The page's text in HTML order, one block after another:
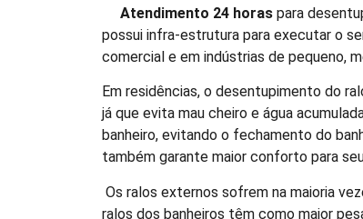
Atendimento 24 horas para
possui infra-estrutura para executar o
comercial e em indústrias de pequeno,
Em residências, o desentupimento do
já que evita mau cheiro e água
banheiro, evitando o fechamento do
também garante maior conforto para
Os ralos externos sofrem na maioria
ralos dos banheiros têm como maior